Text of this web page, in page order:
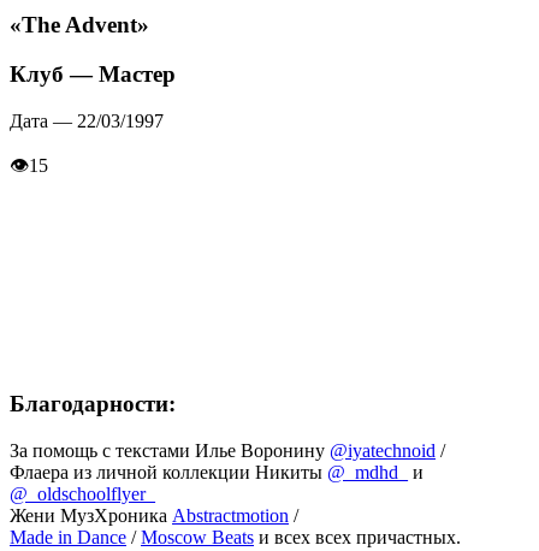
«The Advent»
Клуб — Мастер
Дата — 22/03/1997
👁15
Благодарности:
За помощь с текстами Илье Воронину @iyatechnoid /
Флаера из личной коллекции Никиты @_mdhd_
и
@_oldschoolflyer_
Жени МузХроника Abstractmotion /
Made in Dance /Moscow Beats и всех всех причастных.